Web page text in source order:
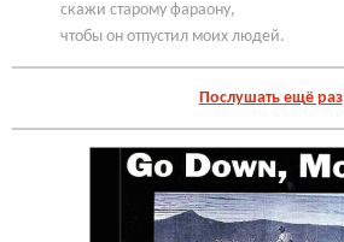
скажи старому фараону,
чтобы он отпустил моих людей.
Послушать ещё раз